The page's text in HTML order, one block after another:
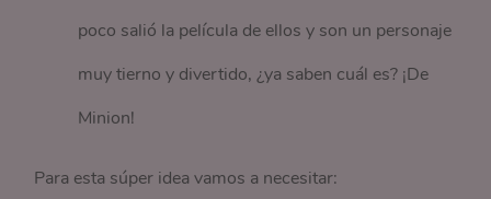
poco salió la película de ellos y son un personaje
muy tierno y divertido, ¿ya saben cuál es? ¡De
Minion!
Para esta súper idea vamos a necesitar: